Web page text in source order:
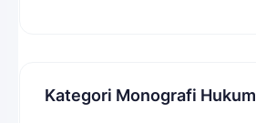
Kategori Monografi Hukum